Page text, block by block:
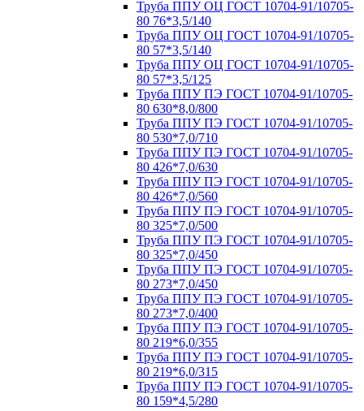
Труба ППУ ОЦ ГОСТ 10704-91/10705-
80 76*3,5/140
Труба ППУ ОЦ ГОСТ 10704-91/10705-
80 57*3,5/140
Труба ППУ ОЦ ГОСТ 10704-91/10705-
80 57*3,5/125
Труба ППУ ПЭ ГОСТ 10704-91/10705-
80 630*8,0/800
Труба ППУ ПЭ ГОСТ 10704-91/10705-
80 530*7,0/710
Труба ППУ ПЭ ГОСТ 10704-91/10705-
80 426*7,0/630
Труба ППУ ПЭ ГОСТ 10704-91/10705-
80 426*7,0/560
Труба ППУ ПЭ ГОСТ 10704-91/10705-
80 325*7,0/500
Труба ППУ ПЭ ГОСТ 10704-91/10705-
80 325*7,0/450
Труба ППУ ПЭ ГОСТ 10704-91/10705-
80 273*7,0/450
Труба ППУ ПЭ ГОСТ 10704-91/10705-
80 273*7,0/400
Труба ППУ ПЭ ГОСТ 10704-91/10705-
80 219*6,0/355
Труба ППУ ПЭ ГОСТ 10704-91/10705-
80 219*6,0/315
Труба ППУ ПЭ ГОСТ 10704-91/10705-
80 159*4,5/280